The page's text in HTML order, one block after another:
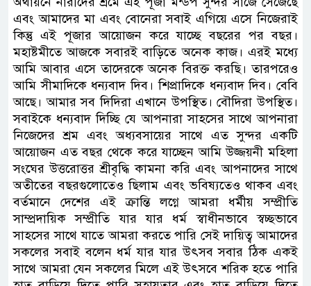
এবং আমাদের মা এবং বোনেরা সবাই এগিয়ে এসে নিজেরাই
কিন্তু এই পূজার আয়োজন করে যাচ্ছে বছরের পর বছর।
মহাষ্টমীতে আজকে সবারই বাড়িতে অনেক কাজ। এরই মধ্যে
আমি আবার এসে তাদেরকে অনেক বিরক্ত করছি। তারপরেও
আমি সীমাদিকে ধন্যবাদ দিব। শিপ্রাদিকে ধন্যবাদ দিব। বেবি
আছে। আমার সব দিদিরা এখানে উপস্থিত। বৌদিরা উপস্থিত।
সবাইকে ধন্যবাদ দিচ্ছি যে আপনারা সাহসের সাথে আপনারা
নিজেদের শ্রম এবং অধ্যবসায়ের সাথে এত সুন্দর একটি
আয়োজন এত বছর থেকে করে যাচ্ছেন আমি উজ্জয়নী মহিলা
সংঘের উত্তরোত্তর শ্রীবৃদ্ধি কামনা করি এবং আপনাদের সাথে
অতীতের বছরগুলোতেও ছিলাম এবং ভবিষ্যতেও থাকব এবং
বর্তমানে দেশের এই ক্রান্তি লগ্নে আমরা ধর্মীয় সম্প্রীতি
সাম্প্রদায়িক সম্প্রীতি যার যার ধর্ম স্বাধীনভাবে স্বচ্ছভাবে
সাহসের সাথে যাতে আমরা করতে পারি সেই দায়িত্ব আমাদের
সকলের সবাই বলেন ধর্ম যার যার উৎসব সবার ঠিক একই
সাথে আমরা যেন সকলের মিলে এই উৎসবে শরিক হতে পারি